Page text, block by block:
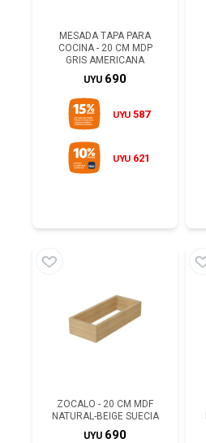
MESADA TAPA PARA
COCINA - 20 CM MDP
GRIS AMERICANA
UYU 690
UYU 587
UYU 621
ZOCALO - 20 CM MDF
NATURAL-BEIGE SUECIA
UYU 690